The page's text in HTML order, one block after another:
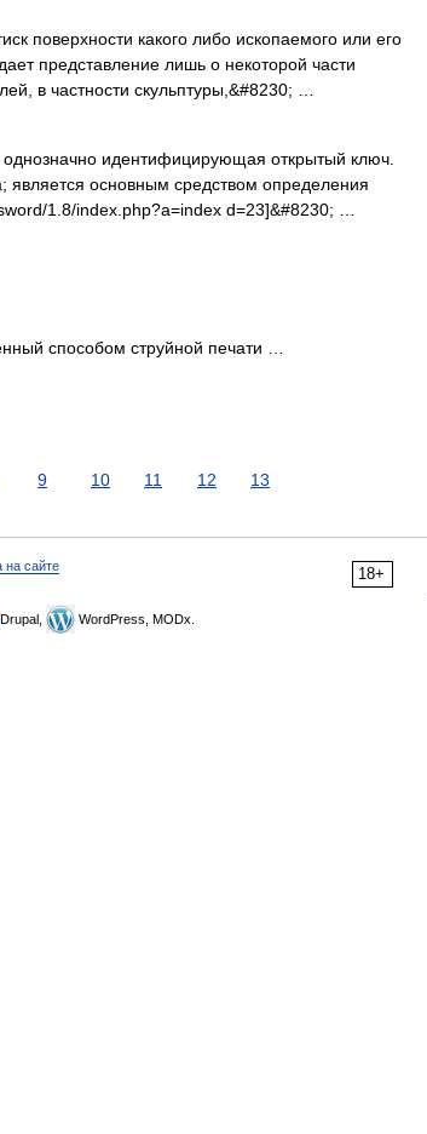
поверхности какого либо ископаемого или его
представление лишь о некоторой части
в частности скульптуры,&#8230; …
идентифицирующая открытый ключ.
является основным средством определения
1.8/index.php?a=index d=23]&#8230; …
способом струйной печати …
9 10 11 12 13
18+
на сайте
Drupal, WordPress, MODx.